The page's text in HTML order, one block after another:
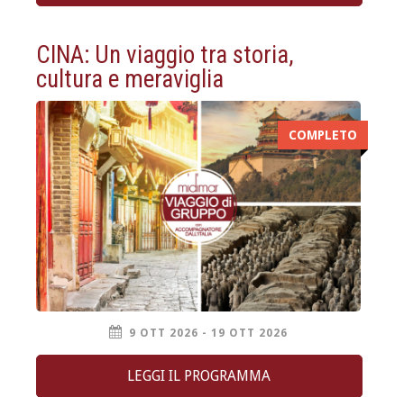
CINA: Un viaggio tra storia,
cultura e meraviglia
COMPLETO
9 OTT 2026 - 19 OTT 2026
LEGGI IL PROGRAMMA